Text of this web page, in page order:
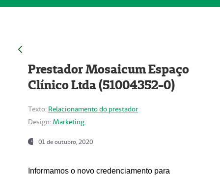
Prestador Mosaicum Espaço
Clínico Ltda (51004352-0)
Texto: Relacionamento do prestador
Design: Marketing
01 de outubro, 2020
Informamos o novo credenciamento para